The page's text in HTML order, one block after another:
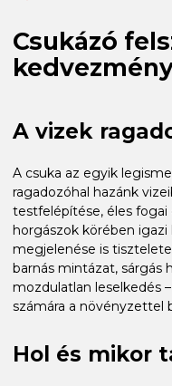
Csukázó
A vizek
A csuka az egyik
ragadozóhal hazánk
testfelépítése, éles
horgászok körében
megjelenése is
barnás mintázat, sárgás
mozdulatlan leselkedés
számára a növényzettel
Hol és mikor